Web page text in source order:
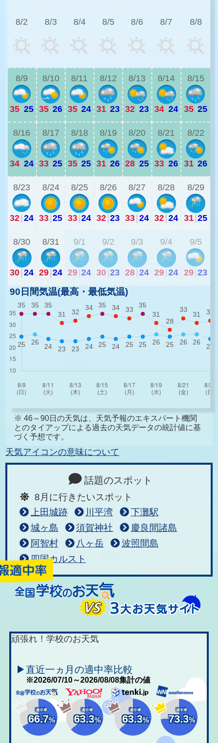
8/2 8/3 8/4 8/5 8/6 8/7 8/8
8/9
35|25
8/10
35|26
8/11
35|24
8/12
31|23
8/13
32|23
8/14
34|24
8/15
35|25
8/16
34|24
8/17
33|25
8/18
35|25
8/19
31|26
8/20
28|25
8/21
33|26
8/22
31|26
8/23
32|24
8/24
33|25
8/25
33|24
8/26
32|23
8/27
33|24
8/28
32|24
8/29
31|25
8/30
30|24
8/31
29|24
9/1
29 24
9/2
30 23
9/3
28 24
9/4
29 24
9/5
29 23
90日間気温(最高・最低気温)
※ 46～90日の天気は、天気予報のエキスパート機関
とのタイアップによる過去の天気データの統計値に基
づく予想です。
天気アイコンの意味について
話題のスポット
8月に行きたいスポット
上田城跡
川平湾
下灘駅
城ヶ島
須賀神社
慶良間諸島
阿智村
八ヶ岳
波照間島
四国カルスト
頑張れ！学校のお天気
▶直近一ヵ月の適中率比較
※2026/07/10～2026/08/08集計の値
適中率
66.7%
適中率
63.3%
適中率
63.3%
適中率
73.3%